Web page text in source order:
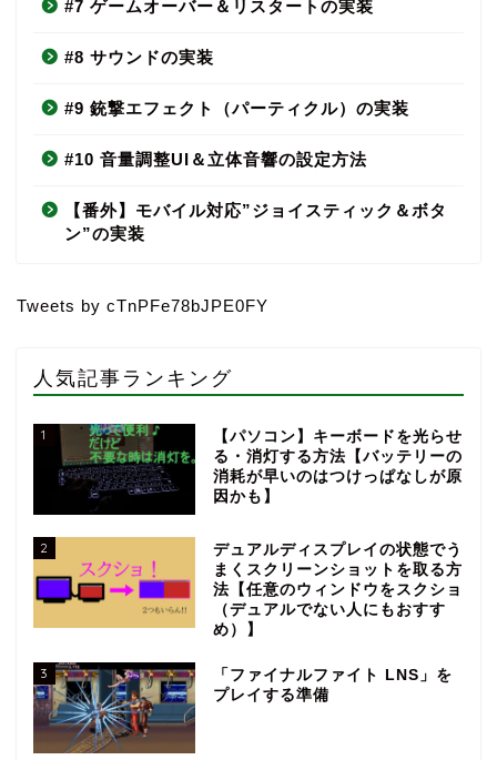
#7 ゲームオーバー＆リスタートの実装
#8 サウンドの実装
#9 銃撃エフェクト（パーティクル）の実装
#10 音量調整UI＆立体音響の設定方法
【番外】モバイル対応”ジョイスティック＆ボタ
ン”の実装
Tweets by cTnPFe78bJPE0FY
人気記事ランキング
1
【パソコン】キーボードを光らせ
る・消灯する方法【バッテリーの
消耗が早いのはつけっぱなしが原
因かも】
2
デュアルディスプレイの状態でう
まくスクリーンショットを取る方
法【任意のウィンドウをスクショ
（デュアルでない人にもおすす
め）】
3
「ファイナルファイト LNS」を
プレイする準備